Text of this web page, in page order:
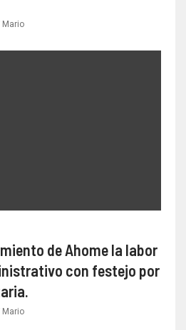
Mario
de Ahome la labor
con festejo por
Mario